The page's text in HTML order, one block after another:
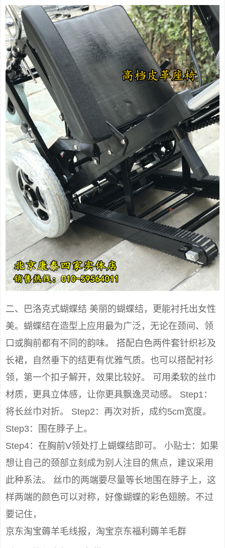
二、巴洛克式蝴蝶结 美丽的蝴蝶结，更能衬托出女性
美。蝴蝶结在造型上应用最为广泛，无论在颈间、领
口或胸前都有不同的韵味。 搭配白色两件套针织衫及
长裙，自然垂下的结更有优雅气质。也可以搭配衬衫
领，第一个扣子解开，效果比较好。 可用柔软的丝巾
材质，更具立体感，让你更具飘逸灵动感。 Step1：
将长丝巾对折。 Step2：再次对折，成约5cm宽度。
Step3：围在脖子上。
Step4：在胸前V领处打上蝴蝶结即可。 小贴士：如果
想让自己的颈部立刻成为别人注目的焦点，建议采用
此种系法。 丝巾的两端要尽量等长地围在脖子上，这
样两端的颜色可以对称，好像蝴蝶的彩色翅膀。不过
要记住，
京东淘宝薅羊毛线报，淘宝京东福利薅羊毛群